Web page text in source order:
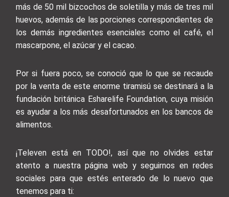
más de 50 mil bizcochos de soletilla y más de tres mil
huevos, además de las porciones correspondientes de
los demás ingredientes esenciales como el café, el
mascarpone, el azúcar y el cacao.
Por si fuera poco, se conoció que lo que se recaude
por la venta de este enorme tiramisú se destinará a la
fundación británica Esharelife Foundation, cuya misión
es ayudar a los más desafortunados en los bancos de
alimentos.
¡Televen está en TODO!, así que no olvides estar
atento a nuestra página web y seguirnos en redes
sociales para que estés enterado de lo nuevo que
tenemos para ti: